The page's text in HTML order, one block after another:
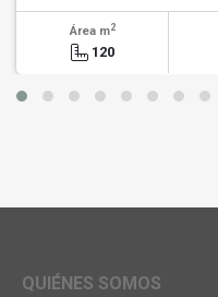
Área m2
120
QUIÉNES SOMOS